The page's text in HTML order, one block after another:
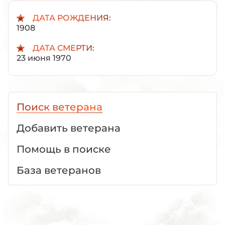
ДАТА РОЖДЕНИЯ:
1908
ДАТА СМЕРТИ:
23 июня 1970
Поиск ветерана
Добавить ветерана
Помощь в поиске
База ветеранов